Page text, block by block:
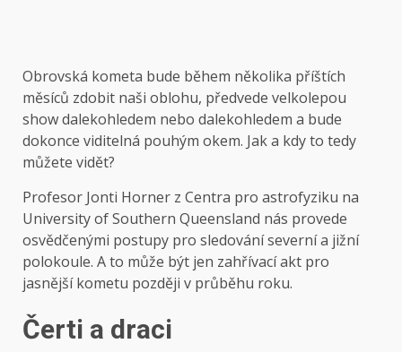
Obrovská kometa bude během několika příštích
měsíců zdobit naši oblohu, předvede velkolepou
show dalekohledem nebo dalekohledem a bude
dokonce viditelná pouhým okem. Jak a kdy to tedy
můžete vidět?
Profesor Jonti Horner z Centra pro astrofyziku na
University of Southern Queensland nás provede
osvědčenými postupy pro sledování severní a jižní
polokoule. A to může být jen zahřívací akt pro
jasnější kometu později v průběhu roku.
Čerti a draci